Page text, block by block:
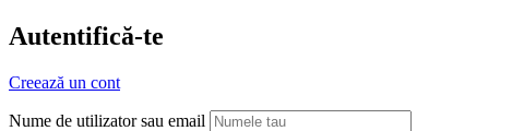
Autentifică-te
Creează un cont
Nume de utilizator sau email